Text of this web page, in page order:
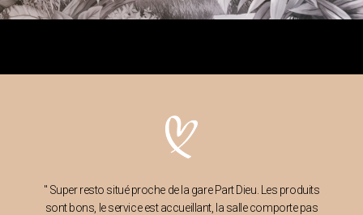
" Super resto situé proche de la gare Part Dieu. Les produits
sont bons, le service est accueillant, la salle comporte pas